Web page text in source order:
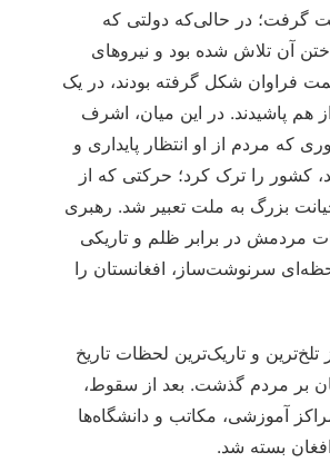
گرفت؛ در حالی‌که دولتی که
آن تلاش شده بود و نیروهای
فراوان شکل گرفته بودند، در یک
هم پاشیدند. در این میان، اشرف
که مردم از او انتظار پایداری و
کشور را ترک کرد؛ حرکتی که از
بزرگ به ملت تعبیر شد. رهبری
مردمش در برابر ظلم و تاریکی
سرنوشت‌ساز، افغانستان را
تلخ‌ترین و تاریک‌ترین لحظات تاریخ
بر مردم گذشت. بعد از سقوط،
آموزشی، مکاتب و دانشگاه‌ها
بسته شد.